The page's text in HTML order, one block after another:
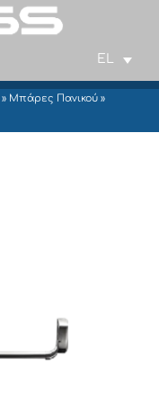
EL
» Μπάρες Πανικού »